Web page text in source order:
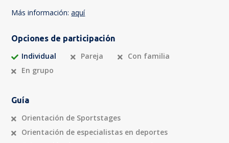
Más información:aquí
Opciones de participación
Individual Pareja
Con familia
En grupo
Guía
Orientación de Sportstages
Orientación de especialistas en deportes